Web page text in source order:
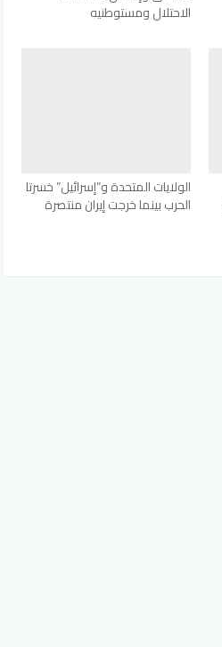
الاحتلال ومستوطنيه
الولايات المتحدة و”إسرائيل” خسرتا
الحرب بينما خرجت إيران منتصرة